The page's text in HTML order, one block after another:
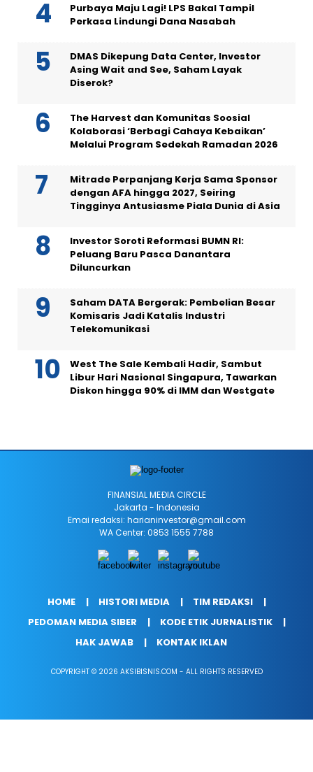
Purbaya Maju Lagi! LPS Bakal Tampil
Perkasa Lindungi Dana Nasabah
DMAS Dikepung Data Center, Investor
Asing Wait and See, Saham Layak
Diserok?
The Harvest dan Komunitas Soosial
Kolaborasi ‘Berbagi Cahaya Kebaikan’
Melalui Program Sedekah Ramadan 2026
Mitrade Perpanjang Kerja Sama Sponsor
dengan AFA hingga 2027, Seiring
Tingginya Antusiasme Piala Dunia di Asia
Investor Soroti Reformasi BUMN RI:
Peluang Baru Pasca Danantara
Diluncurkan
Saham DATA Bergerak: Pembelian Besar
Komisaris Jadi Katalis Industri
Telekomunikasi
West The Sale Kembali Hadir, Sambut
Libur Hari Nasional Singapura, Tawarkan
Diskon hingga 90% di IMM dan Westgate
FINANSIAL MEÐIA CIRCLE
Jakarta - Indonesia
Emai redaksi: harianinvestor@gmail.com
WA Center: 0853 1555 7788
HOME HISTORI MEDIA
TIM REDAKSI
PEDOMAN MEDIA SIBER
KODE ETIK JURNALISTIK
HAK JAWAB
KONTAK IKLAN
COPYRIGHT © 2026 AKSIBISNIS.COM - ALL RIGHTS RESERVED